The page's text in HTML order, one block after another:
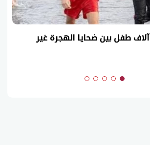
أزمة سبتة.. 10 آلاف طفل بين ضحايا الهجرة غير